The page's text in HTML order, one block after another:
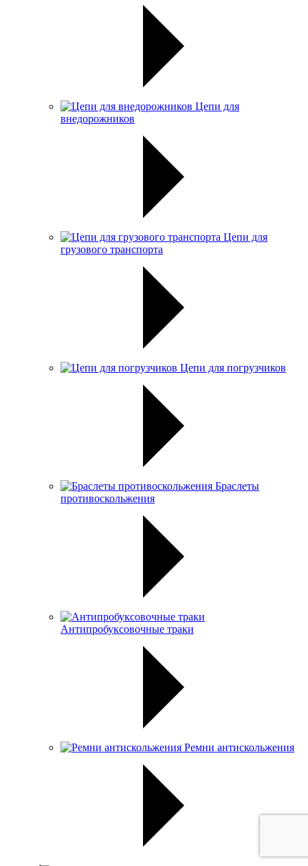
Цепи для
внедорожников
Цепи для
грузового транспорта
Цепи для погрузчиков
Браслеты
противоскольжения
Антипробуксовочные траки
Ремни антискольжения